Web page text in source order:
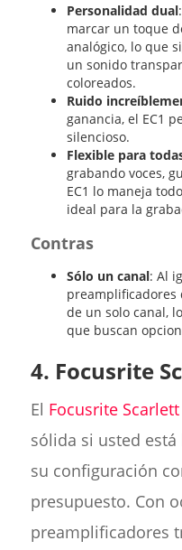
Personalidad dual
marcar un toque
analógico, lo que
un sonido
coloreados.
Ruido
ganancia, el EC1
silencioso.
Flexible para
grabando voces,
EC1 lo maneja
ideal para la
Contras
Sólo un canal: Al
preamplificadores
de un solo canal,
que buscan
4. Focusrite
El Focusrite
sólida si usted
su configuración
presupuesto. Con
preamplificadores